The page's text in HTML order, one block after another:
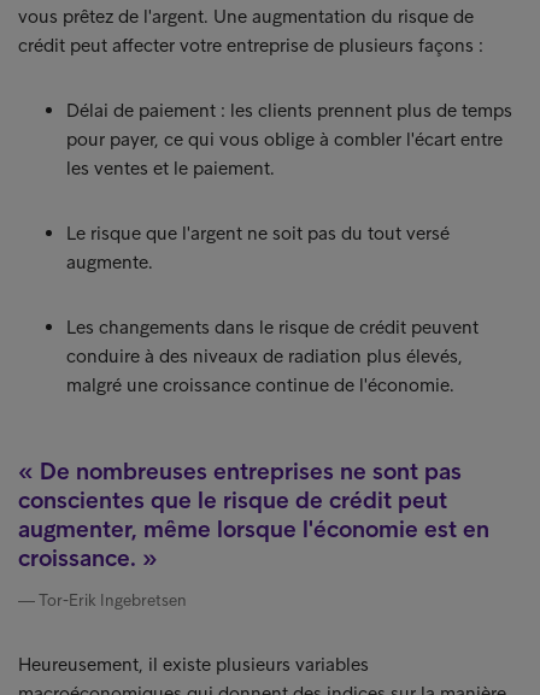
vous prêtez de l'argent. Une augmentation du risque de
crédit peut affecter votre entreprise de plusieurs façons :
Délai de paiement : les clients prennent plus de temps
pour payer, ce qui vous oblige à combler l'écart entre
les ventes et le paiement.
Le risque que l'argent ne soit pas du tout versé
augmente.
Les changements dans le risque de crédit peuvent
conduire à des niveaux de radiation plus élevés,
malgré une croissance continue de l'économie.
De nombreuses entreprises ne sont pas
conscientes que le risque de crédit peut
augmenter, même lorsque l'économie est en
croissance.
Tor-Erik Ingebretsen
Heureusement, il existe plusieurs variables